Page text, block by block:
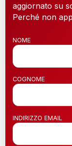
aggiornato su
Perché non
NOME
COGNOME
INDIRIZZO EMAIL